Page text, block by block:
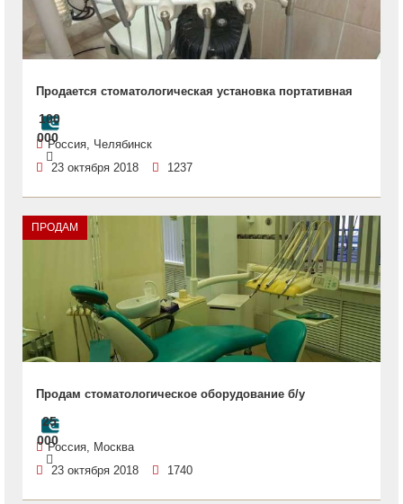
Продается стоматологическая установка портативная
100
000Россия, Челябинск
23 октября 2018
1237
ПРОДАМ
Продам стоматологическое оборудование б/у
25
000Россия, Москва
23 октября 2018
1740